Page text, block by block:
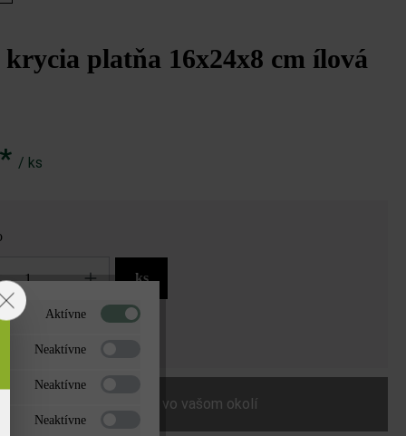
platňa 16x24x8 cm ílová
/ ks
ks
5,04 €*
Nájdite predajcu vo vašom okolí
Aktívne
Neaktívne
Neaktívne
Neaktívne